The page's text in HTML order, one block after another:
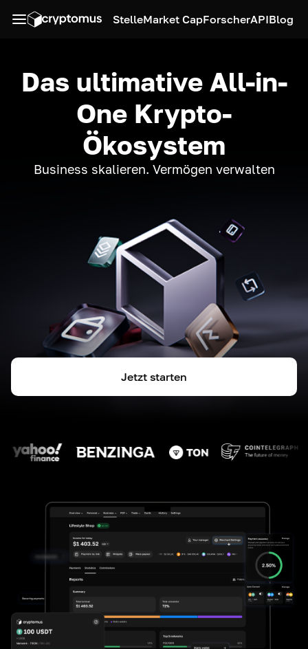
StelleMarket CapForscherAPIBlog
Das ultimative All-in-
One Krypto-
Ökosystem
Business skalieren. Vermögen verwalten
Jetzt starten